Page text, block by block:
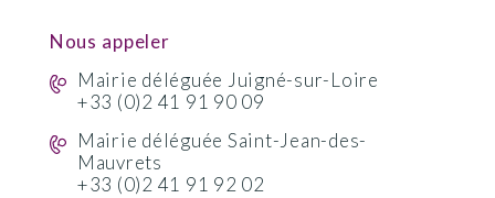
Nous appeler
Mairie déléguée Juigné-sur-Loire
+33 (0)2 41 91 90 09
Mairie déléguée Saint-Jean-des-
Mauvrets
+33 (0)2 41 91 92 02